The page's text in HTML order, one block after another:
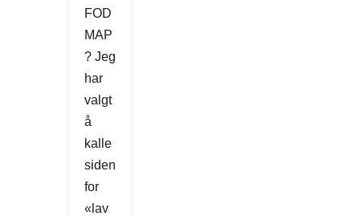
FOD
MAP
? Jeg
har
valgt
å
kalle
siden
for
«lav